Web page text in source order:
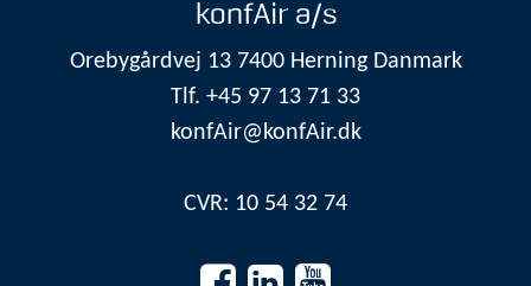
konfAir a/s
Orebygårdvej 13 7400 Herning Danmark
Tlf. +45 97 13 71 33
konfAir@konfAir.dk
CVR: 10 54 32 74